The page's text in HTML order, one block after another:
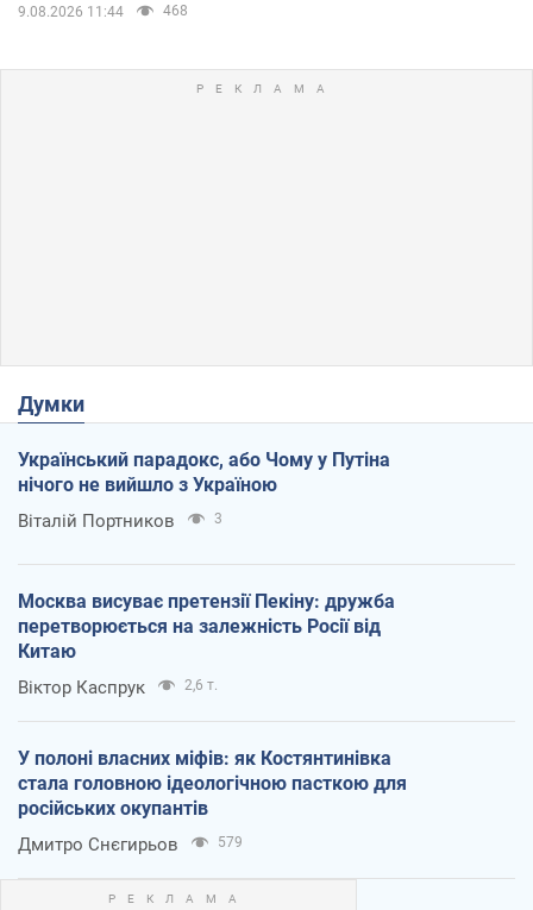
9.08.2026 11:44 468
Думки
Український парадокс, або Чому у Путіна
нічого не вийшло з Україною
Віталій Портников 3
Москва висуває претензії Пекіну: дружба
перетворюється на залежність Росії від
Китаю
Віктор Каспрук 2,6 т.
У полоні власних міфів: як Костянтинівка
стала головною ідеологічною пасткою для
російських окупантів
Дмитро Снєгирьов 579